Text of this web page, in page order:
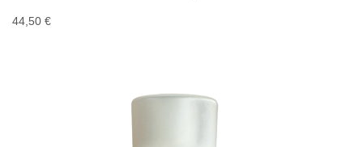
44,50 €